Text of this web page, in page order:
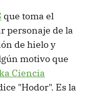
que toma el
personaje de la
de hielo y
motivo que
Ciencia
"Hodor". Es la